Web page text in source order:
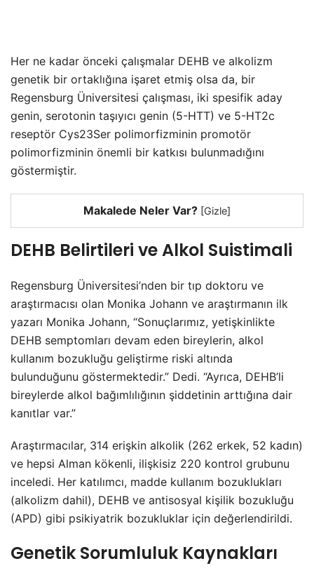
Her ne kadar önceki çalışmalar DEHB ve alkolizm
genetik bir ortaklığına işaret etmiş olsa da, bir
Regensburg Üniversitesi çalışması, iki spesifik aday
genin, serotonin taşıyıcı genin (5-HTT) ve 5-HT2c
reseptör Cys23Ser polimorfizminin promotör
polimorfizminin önemli bir katkısı bulunmadığını
göstermiştir.
Makalede Neler Var? [Gizle]
DEHB Belirtileri ve Alkol Suistimali
Regensburg Üniversitesi’nden bir tıp doktoru ve
araştırmacısı olan Monika Johann ve araştırmanın ilk
yazarı Monika Johann, “Sonuçlarımız, yetişkinlikte
DEHB semptomları devam eden bireylerin, alkol
kullanım bozukluğu geliştirme riski altında
bulunduğunu göstermektedir.” Dedi. “Ayrıca, DEHB’li
bireylerde alkol bağımlılığının şiddetinin arttığına dair
kanıtlar var.”
Araştırmacılar, 314 erişkin alkolik (262 erkek, 52 kadın)
ve hepsi Alman kökenli, ilişkisiz 220 kontrol grubunu
inceledi. Her katılımcı, madde kullanım bozuklukları
(alkolizm dahil), DEHB ve antisosyal kişilik bozukluğu
(APD) gibi psikiyatrik bozukluklar için değerlendirildi.
Genetik Sorumluluk Kaynakları